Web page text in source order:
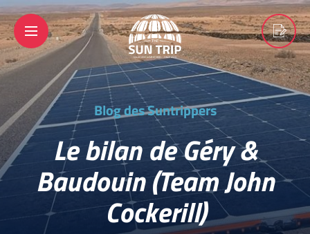
Blog des Suntrippers
Le bilan de Géry &
Baudouin (Team John
Cockerill)